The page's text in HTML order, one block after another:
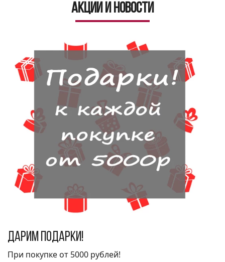
Акции и новости
Дарим подарки!
При покупке от 5000 рублей!